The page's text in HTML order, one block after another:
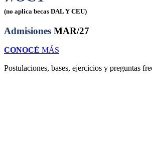
(no aplica becas DAL Y CEU)
Admisiones MAR/27
CONOCÉ MÁS
Postulaciones, bases, ejercicios y preguntas